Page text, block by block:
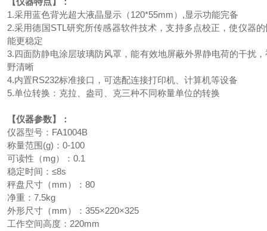
1.采用蓝色背光超大液晶显示（120*55mm）,显示功能完备
2.采用德国STL研究所传感器软件技术，支持多点校正，使仪器的
能更稳定
3.四面防静电涂层玻璃防风罩，能有效地屏蔽外界静电荷的干扰，
野清晰
4.内置RS232标准接口，可选配连接打印机、计算机等设备
5.单位转换：克拉、盎司、克三种不同称量单位的转换
【仪器参数】：
仪器型号：FA1004B
称量范围(g)：0-100
可读性（mg）：0.1
稳定时间：≤8s
秤盘尺寸（mm）：80
净重：7.5kg
外形尺寸（mm）：355×220×325
工作空间高度：220mm